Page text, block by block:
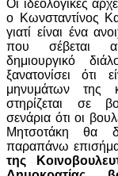
Οι ιδεολογικές
ο Κωνσταντίνος
γιατί είναι ένα
που σέβεται
δημιουργικό
ξανατονίσει ότι
μηνυμάτων της
στηρίζεται σε
σενάρια ότι οι
Μητσοτάκη θα
παραπάνω
της